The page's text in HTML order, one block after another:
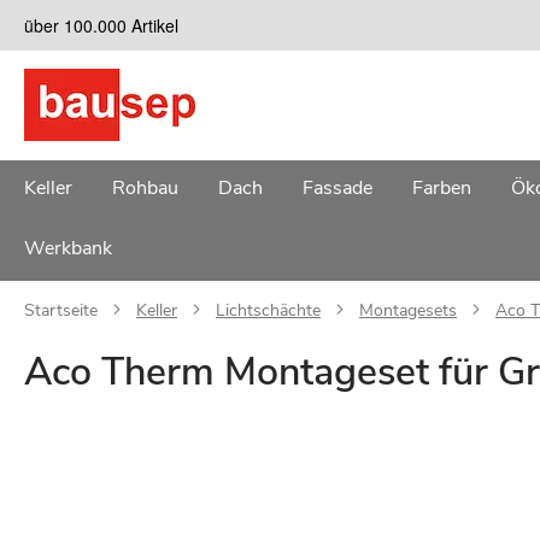
Zum
Inhalt
springen
über 100.000 Artikel
Keller Rohbau Dach Fassade Farben
Werkbank
Startseite Keller Lichtschächte Montagesets Aco
Aco Therm Montageset für